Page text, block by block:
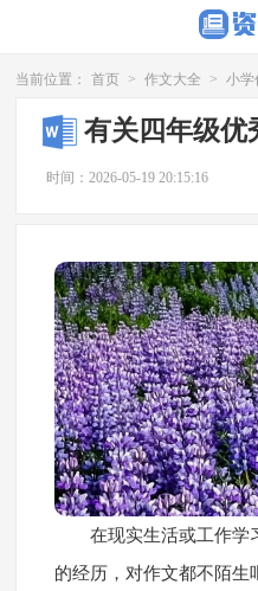
当前位置： 首页 > 作文大全 > 小学
有关四年级优
时间：2026-05-19 20:15:16
在现实生活或工作学
的经历，对作文都不陌生